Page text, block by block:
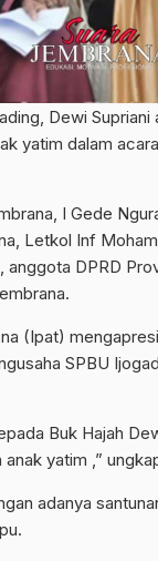
Dewi
yatim dalam
I Gede
Letkol Inf
DPRD
(Ipat)
SPBU
Buk Hajah
yatim ,”
adanya